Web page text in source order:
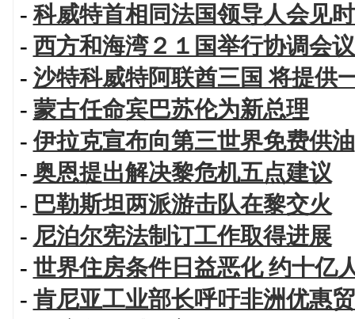
- 科威特首相同法国领导人会见
- 西方和海湾２１国举行协调会
- 沙特科威特阿联酋三国 将提供
- 蒙古任命宾巴苏伦为新总理
-伊拉克宣布向第三世界免费供油
- 奥恩提出解决黎危机五点建议
- 巴勒斯坦两派游击队在黎交火
- 尼泊尔宪法制订工作取得进展
- 世界住房条件日益恶化 约十亿
- 肯尼亚工业部长呼吁非洲优惠